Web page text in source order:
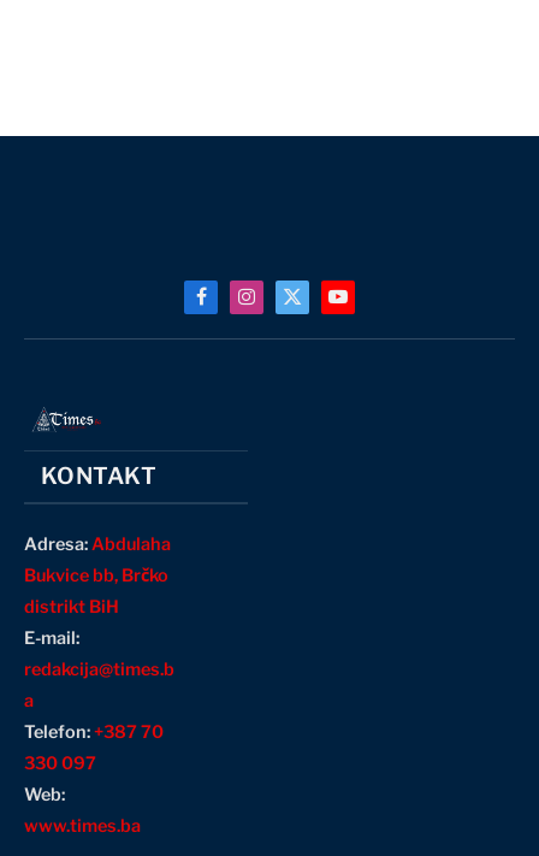
FacebookInstagram
X
YouTube
KONTAKT
Adresa:Abdulaha
Bukvice bb, Brčko
distrikt BiH
E-mail:
redakcija@times.b
a
Telefon:+387 70
330 097
Web:
www.times.ba